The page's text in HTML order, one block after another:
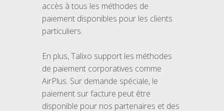
accès à tous les méthodes de
paiement disponibles pour les clients
particuliers.
En plus, Talixo support les méthodes
de paiement corporatives comme
AirPlus. Sur demande spéciale, le
paiement sur facture peut être
disponible pour nos partenaires et des